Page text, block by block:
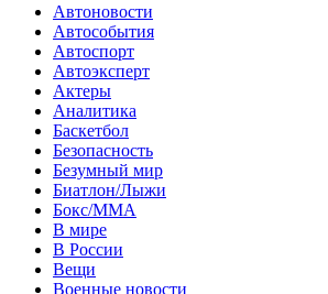
Автоновости
Автособытия
Автоспорт
Автоэксперт
Актеры
Аналитика
Баскетбол
Безопасность
Безумный мир
Биатлон/Лыжи
Бокс/MMA
В мире
В России
Вещи
Военные новости